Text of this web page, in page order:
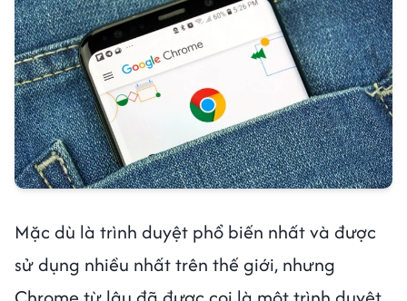
Mặc dù là trình duyệt phổ biến nhất và được
sử dụng nhiều nhất trên thế giới, nhưng